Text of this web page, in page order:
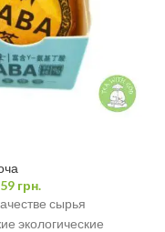
грн.
сырья
экологические